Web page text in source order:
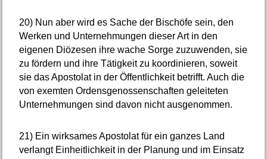
20)Nun aber wird es Sache der Bischöfe sein, den
Werken und Unternehmungen dieser Art in den
eigenen Diözesen ihre wache Sorge zuzuwenden, sie
zu fördern und ihre Tätigkeit zu koordinieren, soweit
sie das Apostolat in der Öffentlichkeit betrifft. Auch die
von exemten Ordensgenossenschaften geleiteten
Unternehmungen sind davon nicht ausgenommen.
21)Ein wirksames Apostolat für ein ganzes Land
verlangt Einheitlichkeit in der Planung und im Einsatz